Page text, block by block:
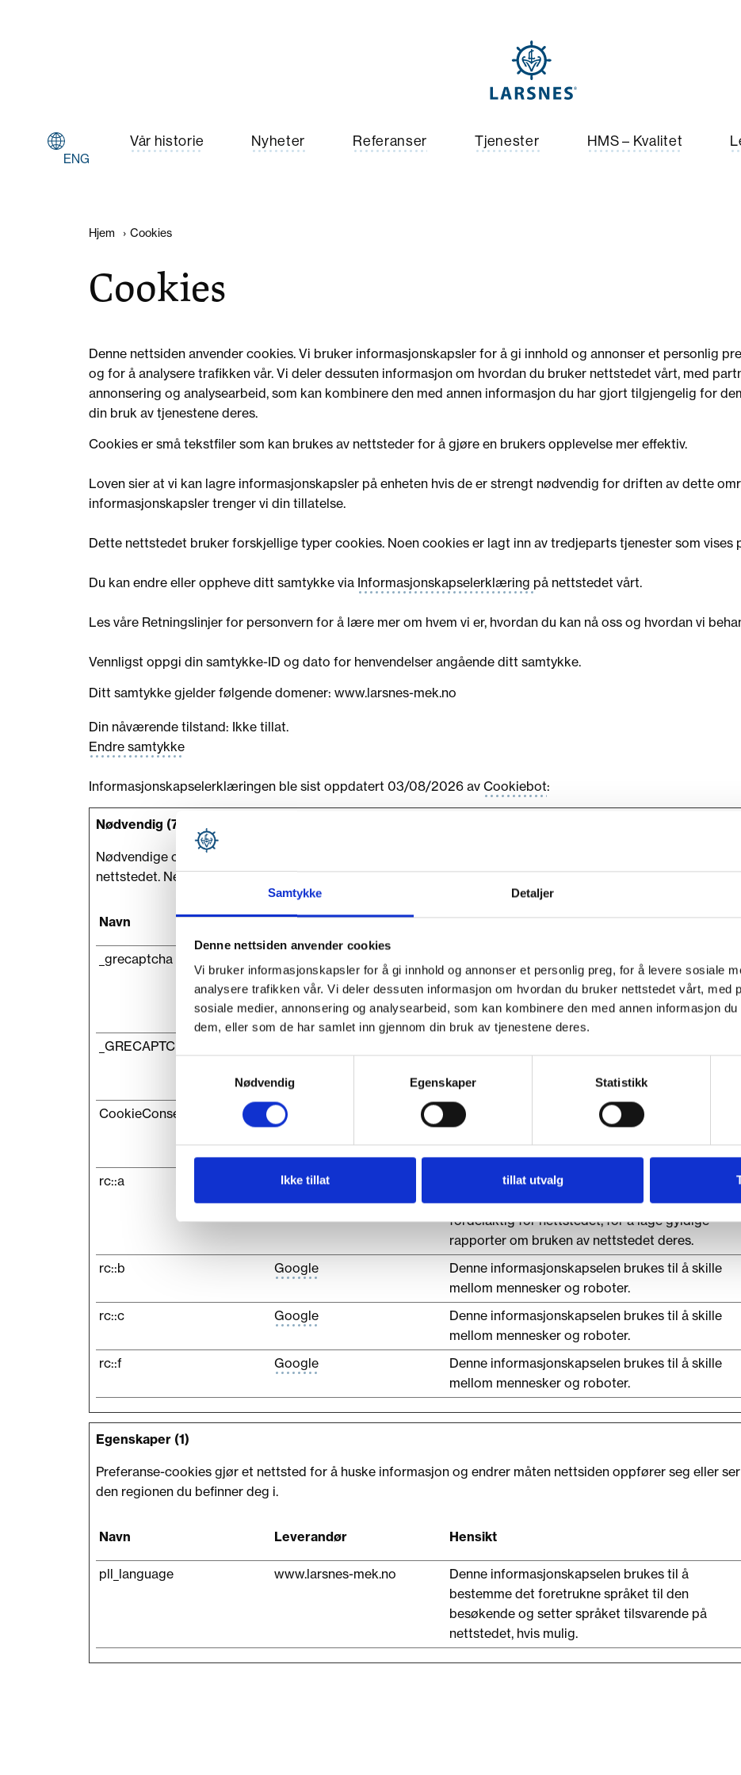
Samtykke Detaljer
Denne nettsiden anvender cookies
Vi bruker informasjonskapsler for å gi innhold og annonser et personlig preg, for å levere sosiale
analysere trafikken vår. Vi deler dessuten informasjon om hvordan du bruker nettstedet vårt, med
sosiale medier, annonsering og analysearbeid, som kan kombinere den med annen informasjon
dem, eller som de har samlet inn gjennom din bruk av tjenestene deres.
Nødvendig
Egenskaper Statistikk
Ikke tillat tillat utvalg
Vår historie Nyheter Referanser Tjenester HMS – Kvalitet
ENG
Hjem › Cookies
Cookies
Denne nettsiden anvender cookies. Vi bruker informasjonskapsler for å gi innhold og annonser et personlig
og for å analysere trafikken vår. Vi deler dessuten informasjon om hvordan du bruker nettstedet vårt, med
annonsering og analysearbeid, som kan kombinere den med annen informasjon du har gjort tilgjengelig for
din bruk av tjenestene deres.
Cookies er små tekstfiler som kan brukes av nettsteder for å gjøre en brukers opplevelse mer effektiv.
Loven sier at vi kan lagre informasjonskapsler på enheten hvis de er strengt nødvendig for driften av dette
informasjonskapsler trenger vi din tillatelse.
Dette nettstedet bruker forskjellige typer cookies. Noen cookies er lagt inn av tredjeparts tjenester som vises
Du kan endre eller oppheve ditt samtykke via Informasjonskapselerklæring på nettstedet vårt.
Les våre Retningslinjer for personvern for å lære mer om hvem vi er, hvordan du kan nå oss og hvordan vi
Vennligst oppgi din samtykke-ID og dato for henvendelser angående ditt samtykke.
Ditt samtykke gjelder følgende domener: www.larsnes-mek.no
Din nåværende tilstand: Ikke tillat.
Endre samtykke
Informasjonskapselerklæringen ble sist oppdatert 03/08/2026 av Cookiebot:
Nødvendig (7)
Nødvendige cookies bidra til å gjøre en nettside brukbart ved at grunnleggende funksjoner som side
nettstedet. Nettstedet kan ikke fungere optimalt uten disse informasjonskapslene.
Navn Leverandør Hensikt
_grecaptcha
mellom mennesker og roboter. Dette er
fordelaktig for nettstedet, for å lage gyldige
rapporter om bruken av nettstedet deres.
_GRECAPTCHA
CookieConsent
Cookiebot
Lagrer brukerens samtykketilstand for
rc::a
Google
Denne informasjonskapselen brukes til å skille
mellom mennesker og roboter. Dette er
fordelaktig for nettstedet, for å lage gyldige
rapporter om bruken av nettstedet deres.
rc::b Google
Denne informasjonskapselen brukes til å skille
mellom mennesker og roboter.
rc::c
Google
Denne informasjonskapselen brukes til å skille
mellom mennesker og roboter.
rc::f
Google
Denne informasjonskapselen brukes til å skille
mellom mennesker og roboter.
Egenskaper (1)
Preferanse-cookies gjør et nettsted for å huske informasjon og endrer måten nettsiden oppfører seg eller
den regionen du befinner deg i.
Navn Leverandør Hensikt
pll_language www.larsnes-mek.no
Denne informasjonskapselen brukes til å
bestemme det foretrukne språket til den
besøkende og setter språket tilsvarende på
nettstedet, hvis mulig.